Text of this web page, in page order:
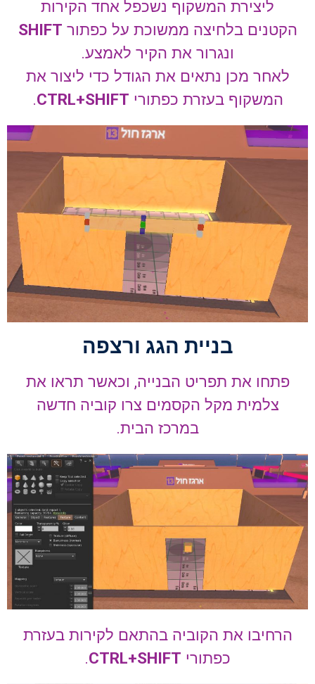
ליצירת המשקוף נשכפל אחד הקירות
הקטנים בלחיצה ממשוכת על כפתור SHIFT
ונגרור את הקיר לאמצע.
לאחר מכן נתאים את הגודל כדי ליצור את
המשקוף בעזרת כפתורי CTRL+SHIFT
.
בניית הגג ורצפה
פתחו את תפריט הבנייה, וכאשר תראו את
צלמית מקל הקסמים צרו קוביה חדשה
במרכז הבית.
הרחיבו את הקוביה בהתאם לקירות בעזרת
כפתורי CTRL+SHIFT
.